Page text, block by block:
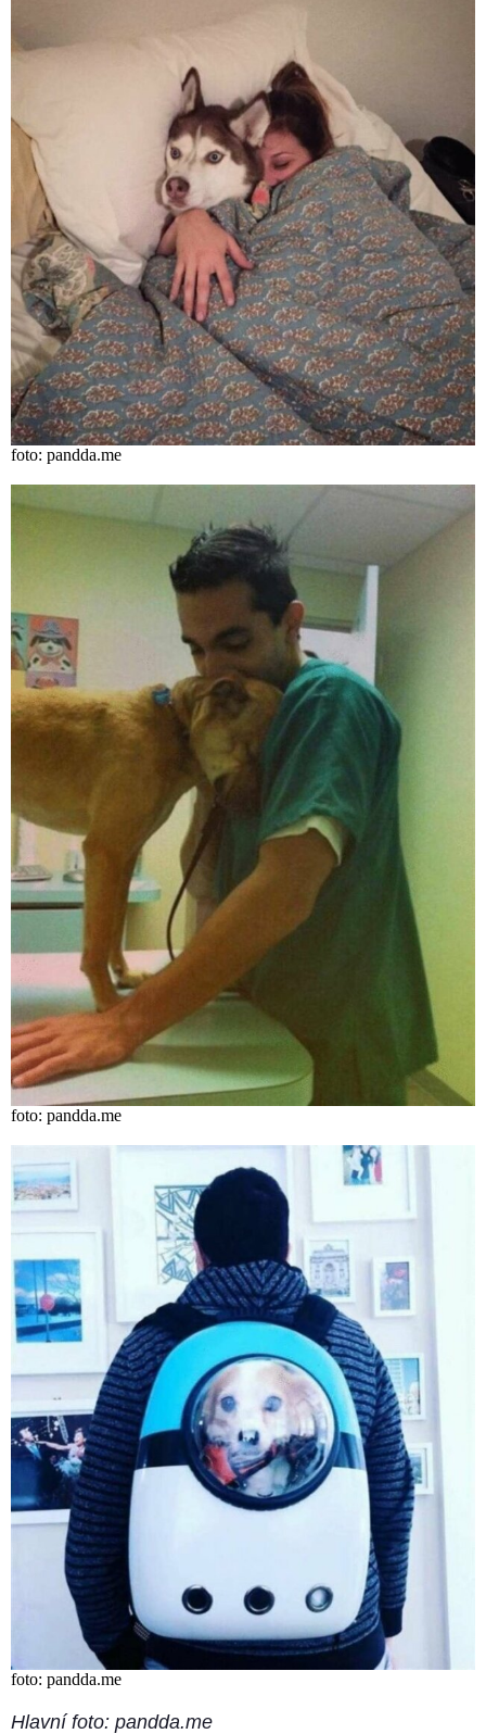
foto: pandda.me
foto: pandda.me
foto: pandda.me
Hlavní foto: pandda.me